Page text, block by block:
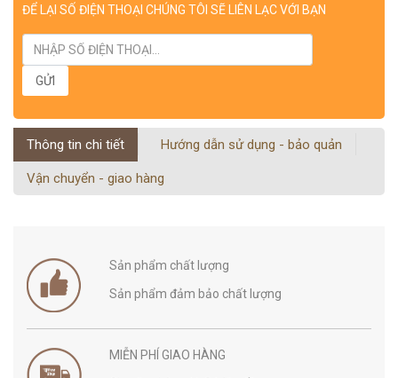
ĐỂ LẠI SỐ ĐIỆN THOẠI CHÚNG TÔI SẼ LIÊN LẠC VỚI BẠN
Thông tin chi tiết Hướng dẫn sử dụng - bảo quản
Vận chuyển - giao hàng
Sản phẩm chất lượng
Sản phẩm đảm bảo chất lượng
MIỄN PHÍ GIAO HÀNG